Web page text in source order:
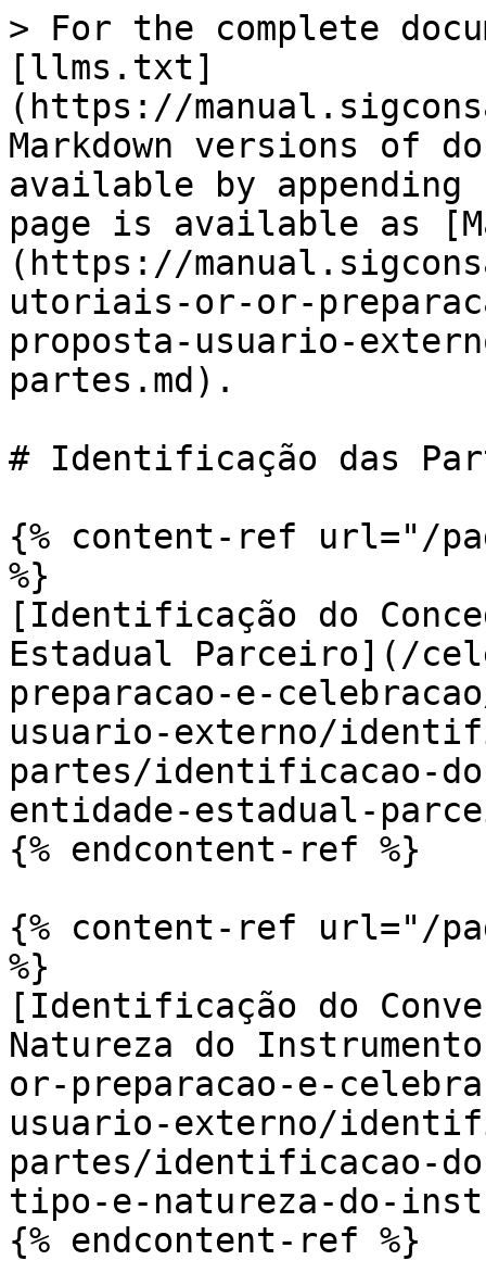
> For the complete
[llms.txt]
(https://
Markdown versions of
available by
page is available as
(https://
utoriais-or-or-
proposta-usuario-
partes.md).
# Identificação das
{% content-ref url="/
%}
[Identificação do
Estadual Parceiro](/
preparacao-e-
usuario-externo/
partes/identificacao-
entidade-estadual-
{% endcontent-ref %}
{% content-ref url="/
%}
[Identificação do
Natureza do
or-preparacao-e-
usuario-externo/
partes/identificacao-
tipo-e-natureza-do-
{% endcontent-ref %}